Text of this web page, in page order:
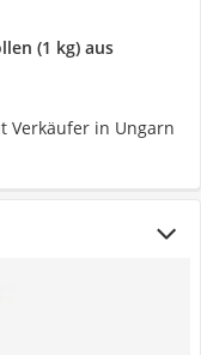
(1 kg) aus
Verkäufer in Ungarn